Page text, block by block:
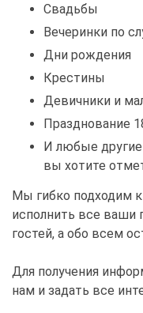
Свадьбы
Вечеринки по
Дни рождения
Крестины
Девичники и
Празднование
И любые
вы хотите
Мы гибко подходим
исполнить все ваши
гостей, а обо всем
Для получения
нам и задать все